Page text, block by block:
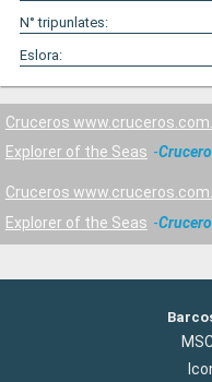
N° tripunlates:
Eslora:
Cruceros
Explorer of the Seas
Cruceros
Explorer of the Seas